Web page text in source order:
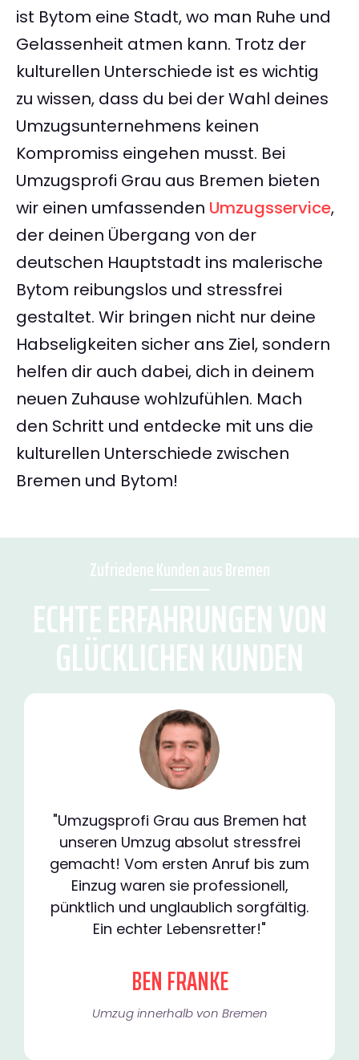
ist Bytom eine Stadt, wo man Ruhe und
Gelassenheit atmen kann. Trotz der
kulturellen Unterschiede ist es wichtig
zu wissen, dass du bei der Wahl deines
Umzugsunternehmens keinen
Kompromiss eingehen musst. Bei
Umzugsprofi Grau aus Bremen bieten
wir einen umfassenden Umzugsservice,
der deinen Übergang von der
deutschen Hauptstadt ins malerische
Bytom reibungslos und stressfrei
gestaltet. Wir bringen nicht nur deine
Habseligkeiten sicher ans Ziel, sondern
helfen dir auch dabei, dich in deinem
neuen Zuhause wohlzufühlen. Mach
den Schritt und entdecke mit uns die
kulturellen Unterschiede zwischen
Bremen und Bytom!
Zufriedene Kunden aus Bremen
ECHTE ERFAHRUNGEN VON
GLÜCKLICHEN KUNDEN
"Umzugsprofi Grau aus Bremen hat
unseren Umzug absolut stressfrei
gemacht! Vom ersten Anruf bis zum
Einzug waren sie professionell,
pünktlich und unglaublich sorgfältig.
Ein echter Lebensretter!"
BEN FRANKE
Umzug innerhalb von Bremen​